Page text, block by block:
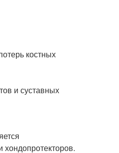
костных
и суставных